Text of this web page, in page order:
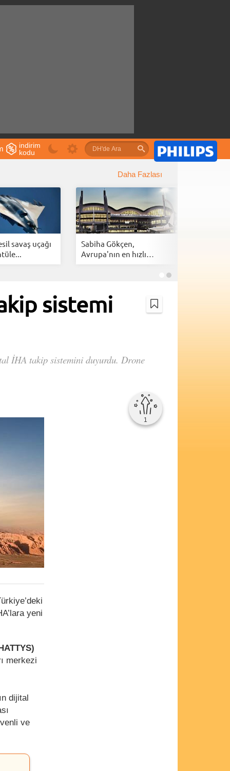
indirim
kodu
Daha Fazlası
savaş uçağı
Sabiha Gökçen,
Avrupa'nın en hızlı
sistemi
İHA takip sistemini duyurdu. Drone
1
yeni
merkezi
dijital
ve